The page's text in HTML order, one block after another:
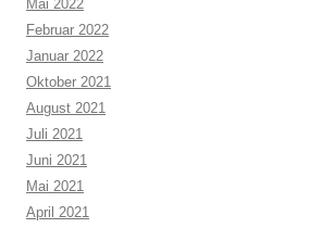
Mai 2022
Februar 2022
Januar 2022
Oktober 2021
August 2021
Juli 2021
Juni 2021
Mai 2021
April 2021